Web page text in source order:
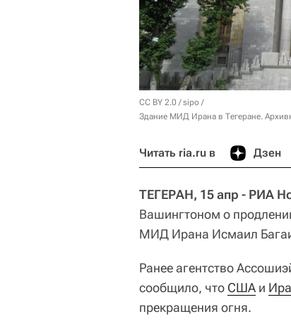
CC BY 2.0 /sipo /
Здание МИД Ирана в Тегеране.
Читать ria.ru в Дзен
ТЕГЕРАН, 15 апр - РИА
Вашингтоном о
МИД Ирана Исмаил
Ранее агентство
сообщило, что США и
прекращения огня.